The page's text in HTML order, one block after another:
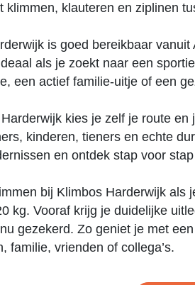
klimmen, klauteren en ziplinen
is goed bereikbaar
als je zoekt naar een
een actief familie-uitje of een
kies je zelf je route
kinderen, tieners en echte
en ontdek stap voor
bij Klimbos Harderwijk als
kg. Vooraf krijg je duidelijke
gezekerd. Zo geniet je met
familie, vrienden of collega’s.